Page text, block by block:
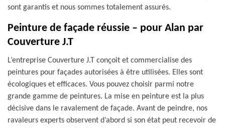
sont garantis et nous sommes totalement assurés.
Peinture de façade réussie – pour Alan par
Couverture J.T
L’entreprise Couverture J.T conçoit et commercialise des
peintures pour façades autorisées à être utilisées. Elles sont
écologiques et efficaces. Vous pouvez choisir parmi notre
grande gamme de peintures. La mise en peinture est la plus
décisive dans le ravalement de façade. Avant de peindre, nos
ravaleurs experts observent d’abord si son état peut recevoir de